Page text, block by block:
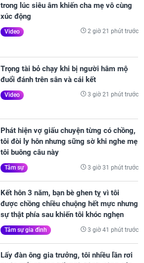
trong lúc siêu âm khiến cha mẹ vô cùng
xúc động
Video 2 giờ 21 phút trước
Trọng tài bỏ chạy khi bị người hâm mộ
đuổi đánh trên sân và cái kết
Video 3 giờ 21 phút trước
Phát hiện vợ giấu chuyện từng có chồng,
tôi đòi ly hôn nhưng sững sờ khi nghe mẹ
tôi buông câu này
Tâm sự 3 giờ 31 phút trước
Kết hôn 3 năm, bạn bè ghen tỵ vì tôi
được chồng chiều chuộng hết mực nhưng
sự thật phía sau khiến tôi khóc nghẹn
Tâm sự gia đình 3 giờ 41 phút trước
Lấy đàn ông gia trưởng, tôi nhiều lần rơi